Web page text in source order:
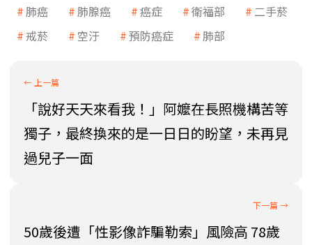
肺癌 肺腺癌 癌症 衛福部
二手菸
戒菸
空汙 預防癌症 肺部
「說好天天來看我！」阿嬤在長照機構苦等
獨子，最終換來的是一日日的盼望，未再見
過兒子一面
50歲後遭「性影像詐騙勒索」風險高 78歲